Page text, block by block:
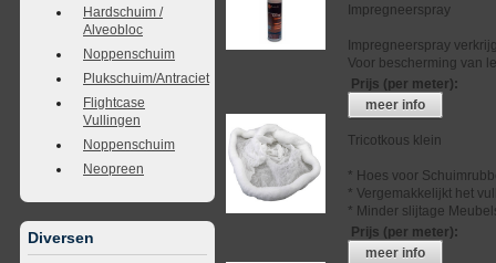
Hardschuim /
Alveobloc
Noppenschuim
Plukschuim/Antraciet
Flightcase
Vullingen
Noppenschuim
Neopreen
Diversen
Impregneerspray
Impregneerspray
Voor bescherming van
Prijs (per meter):
meer info
Tricotkous klein
* Hoes voor
* Vergemakkelijkt het
* Minder slijtage
Prijs (per meter):
meer info